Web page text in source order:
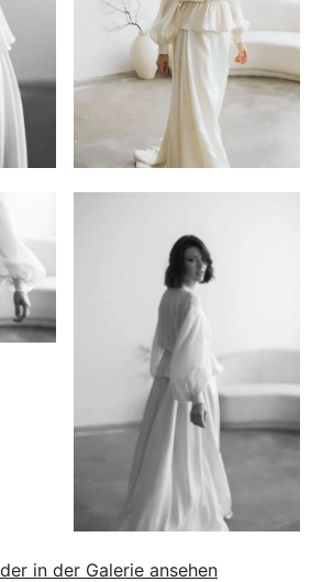
in der Galerie ansehen